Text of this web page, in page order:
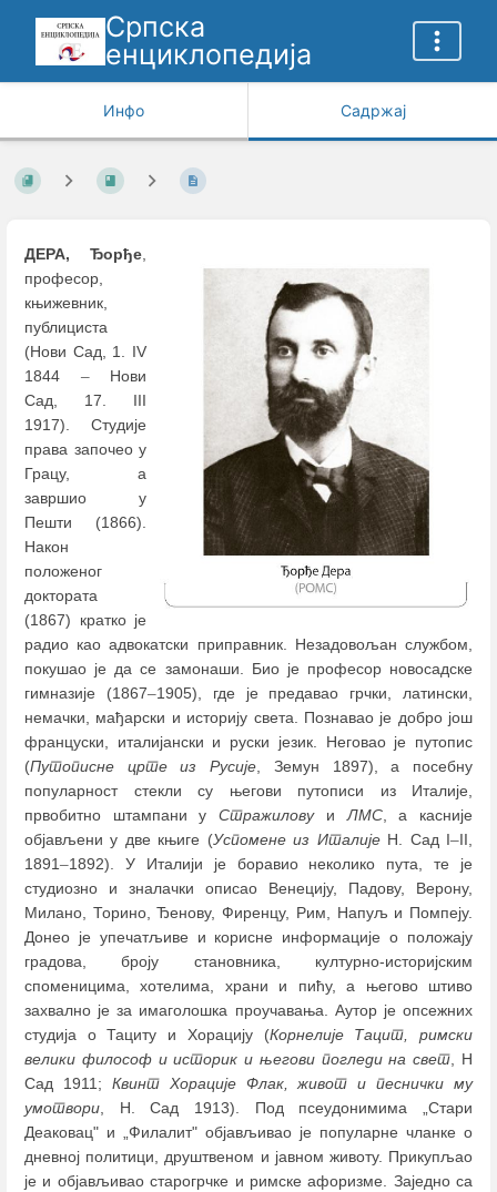
Српска
енциклопедија
Инфо Садржај
ДЕРА, Ђорђе,
професор,
књижевник,
публициста
(Нови Сад, 1. IV
1844 –Нови
Сад, 17. III
1917). Студије
права започео у
Грацу, a
завршио у
Пешти (1866).
Након
положеног
доктората
(1867) кратко је
радио као адвокатски приправник. Незадовољан службом,
покушао је да се замонаши. Био је професор новосадске
гимназије (1867–1905), где је предавао грчки, латински,
немачки, мађарски и историју света. Познавао је добро још
француски, италијански и руски језик. Неговао је путопис
(Путописне црте из Русије, Земун 1897), а посебну
популарност стекли су његови путописи из Италије,
првобитно штампани уСтражиловуиЛМС, а касније
објављени у две књиге (Успомене из ИталијеН. Сад I–II,
1891–1892). У Италији је боравио неколико пута, те је
студиозно и зналачки описао Венецију, Падову, Верону,
Милано, Торино, Ђенову, Фиренцу, Рим, Напуљ и Помпеју.
Донео је упечатљиве и корисне информације о положају
градова, броју становника, културно-историјским
споменицима, хотелима, храни и пићу, а његово штиво
захвално је за имаголошка проучавања. Аутор је опсежних
студија о Тациту и Хорацију (Корнелије Тацит, римски
велики философ и историк и његови погледи на свет, Н
Сад 1911; Квинт Хорације Флак, живот и песнички му
умотвори, Н. Сад 1913). Под псеудонимима „Стари
Деаковац" и „Филалит" објављивао је популарне чланке о
дневној политици, друштвеном и јавном животу. Прикупљао
је и објављивао старогрчке и римске афоризме. Заједно са